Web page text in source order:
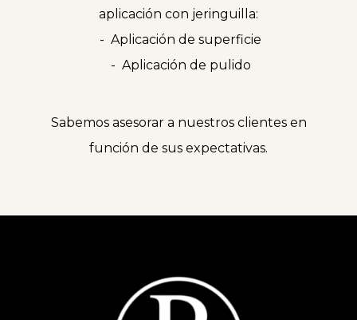
aplicación con jeringuilla:
Aplicación de superficie
Aplicación de pulido
Sabemos asesorar a nuestros clientes en
función de sus expectativas.